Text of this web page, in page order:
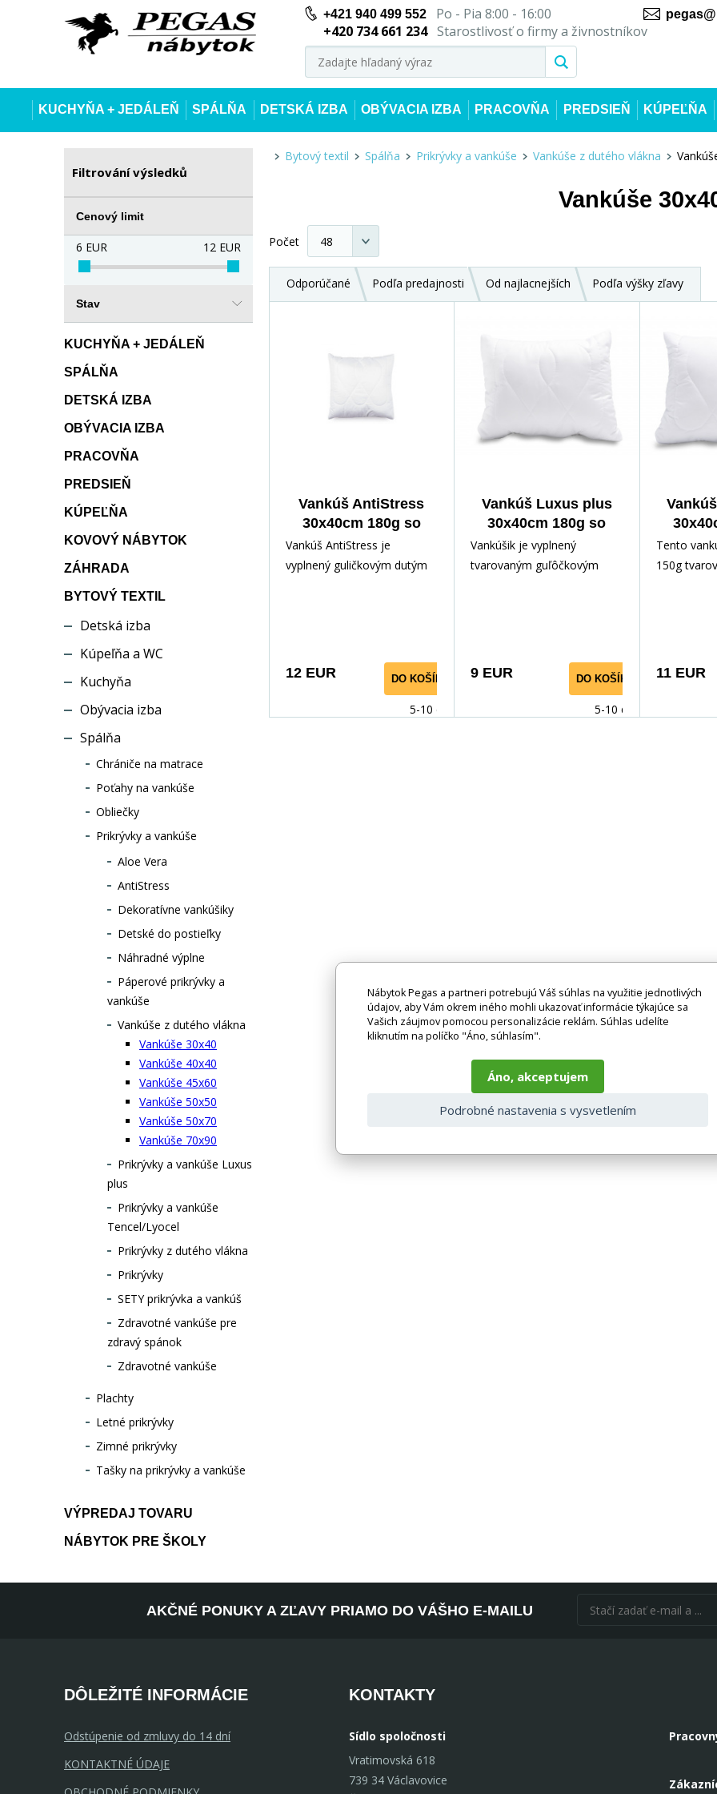
+421 940 499 552
Po - Pia 8:00 - 16:00
+420 734 661 234 Starostlivosť o firmy a živnostníkov
KUCHYŇA + JEDÁLEŇ SPÁLŇA DETSKÁ IZBA OBÝVACIA IZBA PRACOVŇA PREDSIEŇ KÚPEĽŇA
Filtrování výsledků
Cenový limit
6 EUR 12 EUR
Stav
KUCHYŇA + JEDÁLEŇ
SPÁLŇA
DETSKÁ IZBA
OBÝVACIA IZBA
PRACOVŇA
PREDSIEŇ
KÚPEĽŇA
KOVOVÝ NÁBYTOK
ZÁHRADA
BYTOVÝ TEXTIL
Detská izba
Kúpeľňa a WC
Kuchyňa
Obývacia izba
Spálňa
Chrániče na matrace
Poťahy na vankúše
Obliečky
Prikrývky a vankúše
Aloe Vera
AntiStress
Dekoratívne vankúšiky
Detské do postieľky
Náhradné výplne
Páperové prikrývky a
vankúše
Vankúše z dutého vlákna
Vankúše 30x40
Vankúše 40x40
Vankúše 45x60
Vankúše 50x50
Vankúše 50x70
Vankúše 70x90
Prikrývky a vankúše Luxus
plus
Prikrývky a vankúše
Tencel/Lyocel
Prikrývky z dutého vlákna
Prikrývky
SETY prikrývka a vankúš
Zdravotné vankúše pre
zdravý spánok
Zdravotné vankúše
Plachty
Letné prikrývky
Zimné prikrývky
Tašky na prikrývky a vankúše
VÝPREDAJ TOVARU
NÁBYTOK PRE ŠKOLY
Bytový textil Spálňa Prikrývky a vankúše Vankúše z dutého vlákna
Vankúše
Počet
Odporúčané Podľa predajnosti Od najlacnejších Podľa výšky zľavy
Vankúš AntiStress
30x40cm 180g so
zipsom
Vankúš AntiStress je
vyplnený guličkovým dutým
časti výplne. Povrchovým
12 EUR DO KOŠÍKA
5-10 dnů
Vankúš Luxus plus
30x40cm 180g so
zipsom
Vankúšik je vyplnený
tvarovaným guľôčkovým
Vankúš je plne antialergický,
dá sa ľahko natriasať a
prispieva k pohodlnému a
9 EUR DO KOŠÍKA
5-10 dnů
Tento
150g
zipsovým
možnosť
11 EUR
AKČNÉ PONUKY A ZĽAVY PRIAMO DO VÁŠHO E-MAILU
DÔLEŽITÉ INFORMÁCIE
Odstúpenie od zmluvy do 14 dní
KONTAKTNÉ ÚDAJE
KONTAKTY
Sídlo spoločnosti
Vratimovská 618
739 34 Václavovice
Nábytok Pegas a partneri potrebujú Váš súhlas na využitie jednotlivých
údajov, aby Vám okrem iného mohli ukazovať informácie týkajúce sa
Vašich záujmov pomocou personalizácie reklám. Súhlas udelíte
kliknutím na políčko "Áno, súhlasím".
Áno, akceptujem
Podrobné nastavenia s vysvetlením